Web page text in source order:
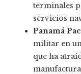
terminales
servicios
Panamá
militar en
que ha